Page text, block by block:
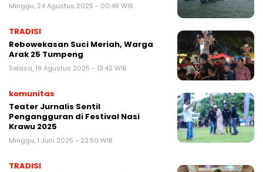
Minggu, 24 Agustus 2025 - 00:48 WIB
TRADISI
Rebowekasan Suci Meriah, Warga
Arak 25 Tumpeng
Selasa, 19 Agustus 2025 - 13:42 WIB
komunitas
Teater Jurnalis Sentil
Pengangguran di Festival Nasi
Krawu 2025
Minggu, 1 Juni 2025 - 23:50 WIB
TRADISI